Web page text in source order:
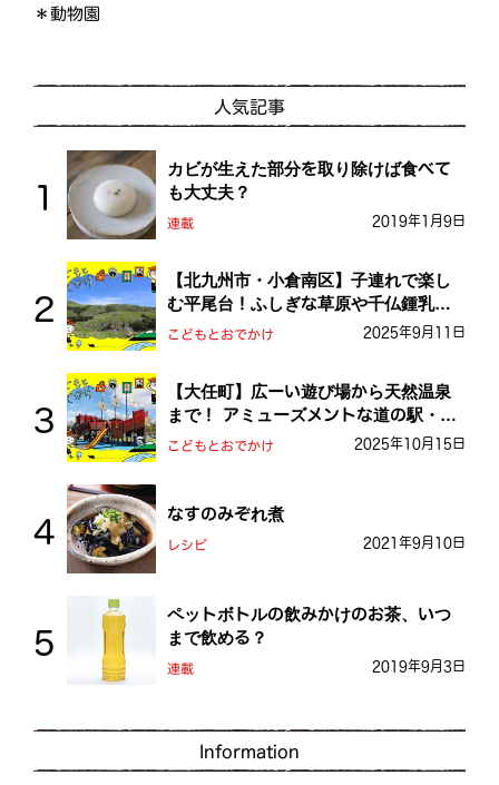
＊動物園
人気記事
カビが生えた部分を取り除けば食べて
も大丈夫？
連載 2019年1月9日
【北九州市・小倉南区】子連れで楽し
む平尾台！ふしぎな草原や千仏鍾乳洞
を探検しよう！
こどもとおでかけ 2025年9月11日
【大任町】広ーい遊び場から天然温泉
まで！ アミューズメントな道の駅・お
おとう桜街道
こどもとおでかけ 2025年10月15日
なすのみぞれ煮
レシピ 2021年9月10日
ペットボトルの飲みかけのお茶、いつ
まで飲める？
連載 2019年9月3日
Information